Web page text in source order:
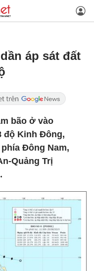
áp sát đất
bão ở vào
độ Kinh Đông,
Đông Nam,
Quảng Trị